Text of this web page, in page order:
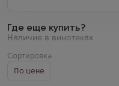
Где еще купить?
Наличие в винотеках
Сортировка
По цене